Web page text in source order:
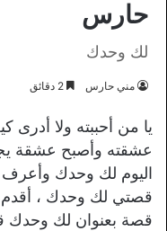
حارس
لك وحدك
مني حارس
يا من أحببته ولا
عشقته وأصبح عشقة
اليوم لك وحدك وأعرف
قصتي لك وحدك ،
قصة بعنوان لك وحدك